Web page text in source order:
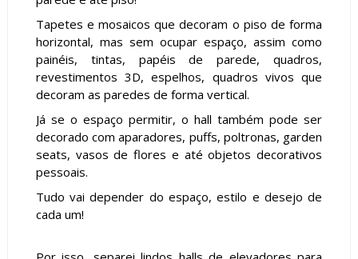
Tapetes e mosaicos que decoram o piso de forma
horizontal, mas sem ocupar espaço, assim como
painéis, tintas, papéis de parede, quadros,
revestimentos 3D, espelhos, quadros vivos que
decoram as paredes de forma vertical.
Já se o espaço permitir, o hall também pode ser
decorado com aparadores, puffs, poltronas, garden
seats, vasos de flores e até objetos decorativos
pessoais.
Tudo vai depender do espaço, estilo e desejo de
cada um!